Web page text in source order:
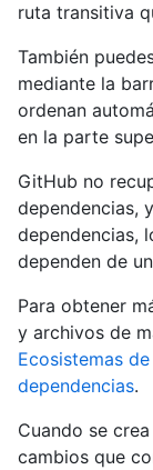
ruta transitiva
También
mediante la
ordenan
en la parte
GitHub no
dependencias,
dependencias,
dependen de
Para obtener
y archivos de
Ecosistemas
dependencias.
Cuando se
cambios que